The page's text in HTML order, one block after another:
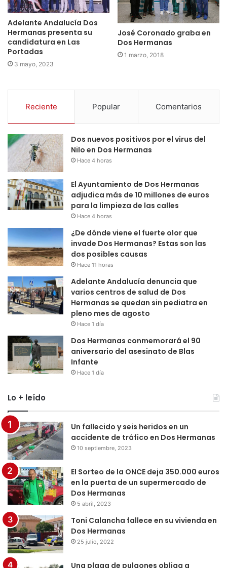
Adelante Andalucía Dos
Hermanas presenta su
candidatura en Las
Portadas
3 mayo, 2023
José Coronado graba en
Dos Hermanas
1 marzo, 2018
Reciente Popular Comentarios
Dos nuevos positivos por el virus del
Nilo en Dos Hermanas
Hace 4 horas
El Ayuntamiento de Dos Hermanas
adjudica más de 10 millones de euros
para la limpieza de las calles
Hace 4 horas
¿De dónde viene el fuerte olor que
invade Dos Hermanas? Estas son las
dos posibles causas
Hace 11 horas
Adelante Andalucía denuncia que
varios centros de salud de Dos
Hermanas se quedan sin pediatra en
pleno mes de agosto
Hace 1 día
Dos Hermanas conmemorará el 90
aniversario del asesinato de Blas
Infante
Hace 1 día
Lo + leído
Un fallecido y seis heridos en un
accidente de tráfico en Dos Hermanas
10 septiembre, 2023
El Sorteo de la ONCE deja 350.000 euros
en la puerta de un supermercado de
Dos Hermanas
5 abril, 2023
Toni Calancha fallece en su vivienda en
Dos Hermanas
25 julio, 2022
Una plaga de pulgones obliga a